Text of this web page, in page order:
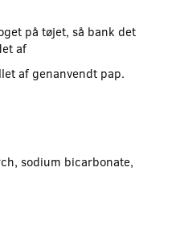
på tøjet, så bank det
af
af genanvendt pap.
sodium bicarbonate,